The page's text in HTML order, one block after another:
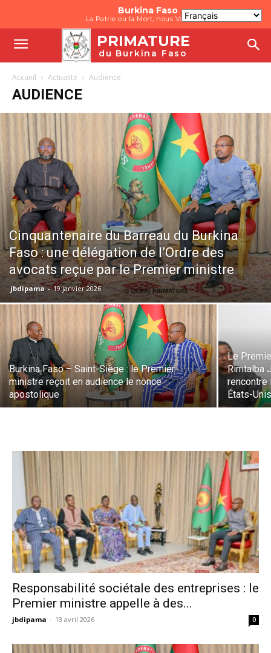
Burkina Faso
La Patrie ou la Mort, nous Vaincrons
PRIMATURE
du Burkina Faso
Accueil Actualité Audience
AUDIENCE
Cinquantenaire du Barreau du Burkina
Faso : une délégation de l’Ordre des
avocats reçue par le Premier ministre
jbdipama - 19 janvier 2026
Burkina Faso – Saint-Siège : le Premier
ministre reçoit en audience le nonce
apostolique
Le
Rimtalba
rencontre
États-
Responsabilité sociétale des entreprises : le
Premier ministre appelle à des...
jbdipama - 13 avril 2026 0